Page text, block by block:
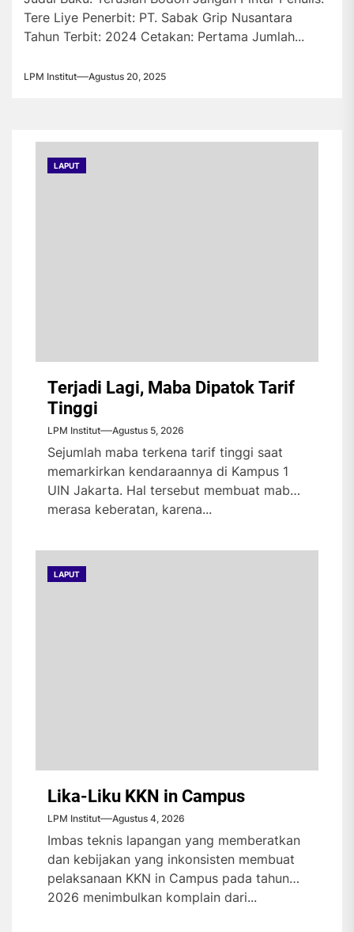
Tere Liye Penerbit: PT. Sabak Grip Nusantara
Tahun Terbit: 2024 Cetakan: Pertama Jumlah...
LPM Institut Agustus 20, 2025
LAPUT
Terjadi Lagi, Maba Dipatok Tarif
Tinggi
LPM Institut Agustus 5, 2026
Sejumlah maba terkena tarif tinggi saat
memarkirkan kendaraannya di Kampus 1
UIN Jakarta. Hal tersebut membuat maba
merasa keberatan, karena...
LAPUT
Lika-Liku KKN in Campus
LPM Institut Agustus 4, 2026
Imbas teknis lapangan yang memberatkan
dan kebijakan yang inkonsisten membuat
pelaksanaan KKN in Campus pada tahun
2026 menimbulkan komplain dari...